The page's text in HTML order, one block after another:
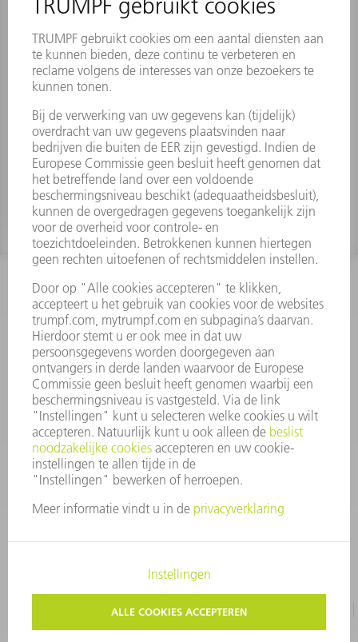
Isolatiehuls
Materiaalnummer:0233758
INFORMATIE
Veel gestelde vragen
Algemene voorwaarden
CONTACT
+31 88 4002 400
Ma. - vr. 8.00 - 17.00 uur
onderdelen.tnl@de.trumpf.com
GEGEVENSBESCHERMING
COPYRIGHT EN LOGO
GEBRUIKSVOORWAARDEN